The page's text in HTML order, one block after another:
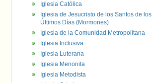
Iglesia Católica
Iglesia de Jesucristo de los Santos de los
Últimos Días (Mormones)
Iglesia de la Comunidad Metropolitana
Iglesia Inclusiva
Iglesia Luterana
Iglesia Menonita
Iglesia Metodista